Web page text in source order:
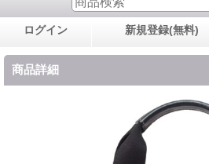
ログイン 新規登録(無料)
商品詳細